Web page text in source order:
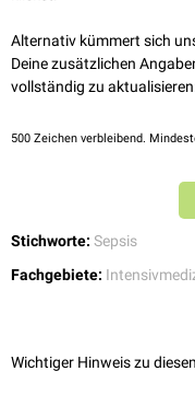
Alternativ kümmert sich
Deine zusätzlichen
vollständig zu
500 Zeichen verbleibend.
Stichworte: Sepsis
Fachgebiete:
Wichtiger Hinweis zu